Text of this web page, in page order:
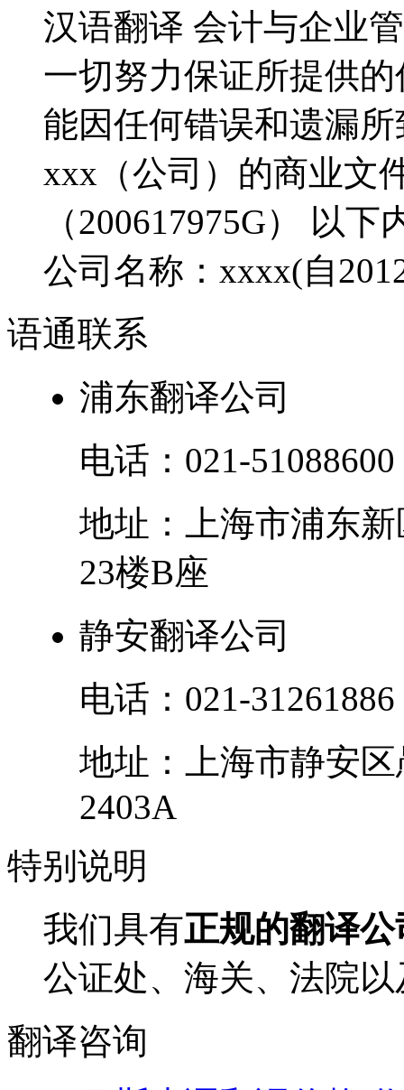
汉语翻译 会计与企业
一切努力保证所提供
能因任何错误和遗漏
xxx（公司）的商业文
（200617975G） 以
公司名称：xxxx(自
语通联系
浦东翻译公司
电话： 021-51088600
地址：
上海市浦东新
23楼B座
静安翻译公司
电话： 021-31261886
地址：
上海市静安区
2403A
特别 说明
我们具有正规的翻译
公证处、海关、法院
翻译咨询